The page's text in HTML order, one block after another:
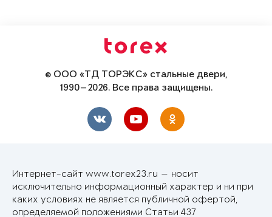
© ООО «ТД ТОРЭКС» стальные двери,
1990—2026. Все права защищены.
Интернет-сайт www.torex23.ru — носит
исключительно информационный характер и ни при
каких условиях не является публичной офертой,
определяемой положениями Статьи 437